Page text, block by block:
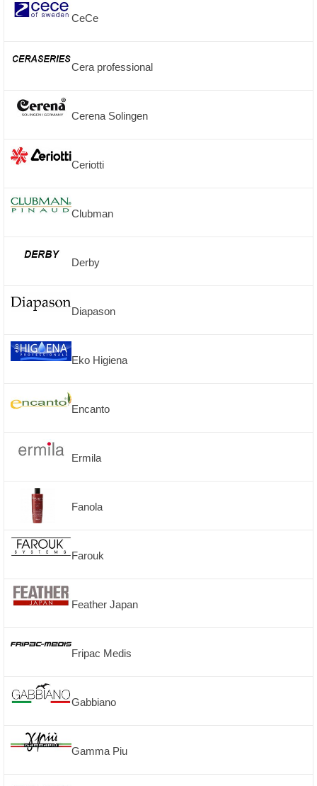
CeCe
Cera professional
Cerena Solingen
Ceriotti
Clubman
Derby
Diapason
Eko Higiena
Encanto
Ermila
Fanola
Farouk
Feather Japan
Fripac Medis
Gabbiano
Gamma Piu